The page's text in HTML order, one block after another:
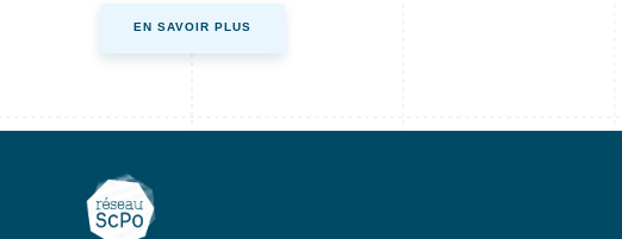
EN SAVOIR PLUS